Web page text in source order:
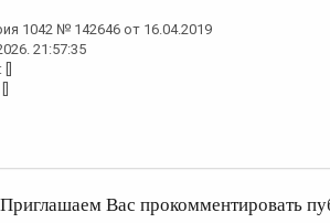
1042 № 142646 от 16.04.2019
21:57:35
Вас прокомментировать